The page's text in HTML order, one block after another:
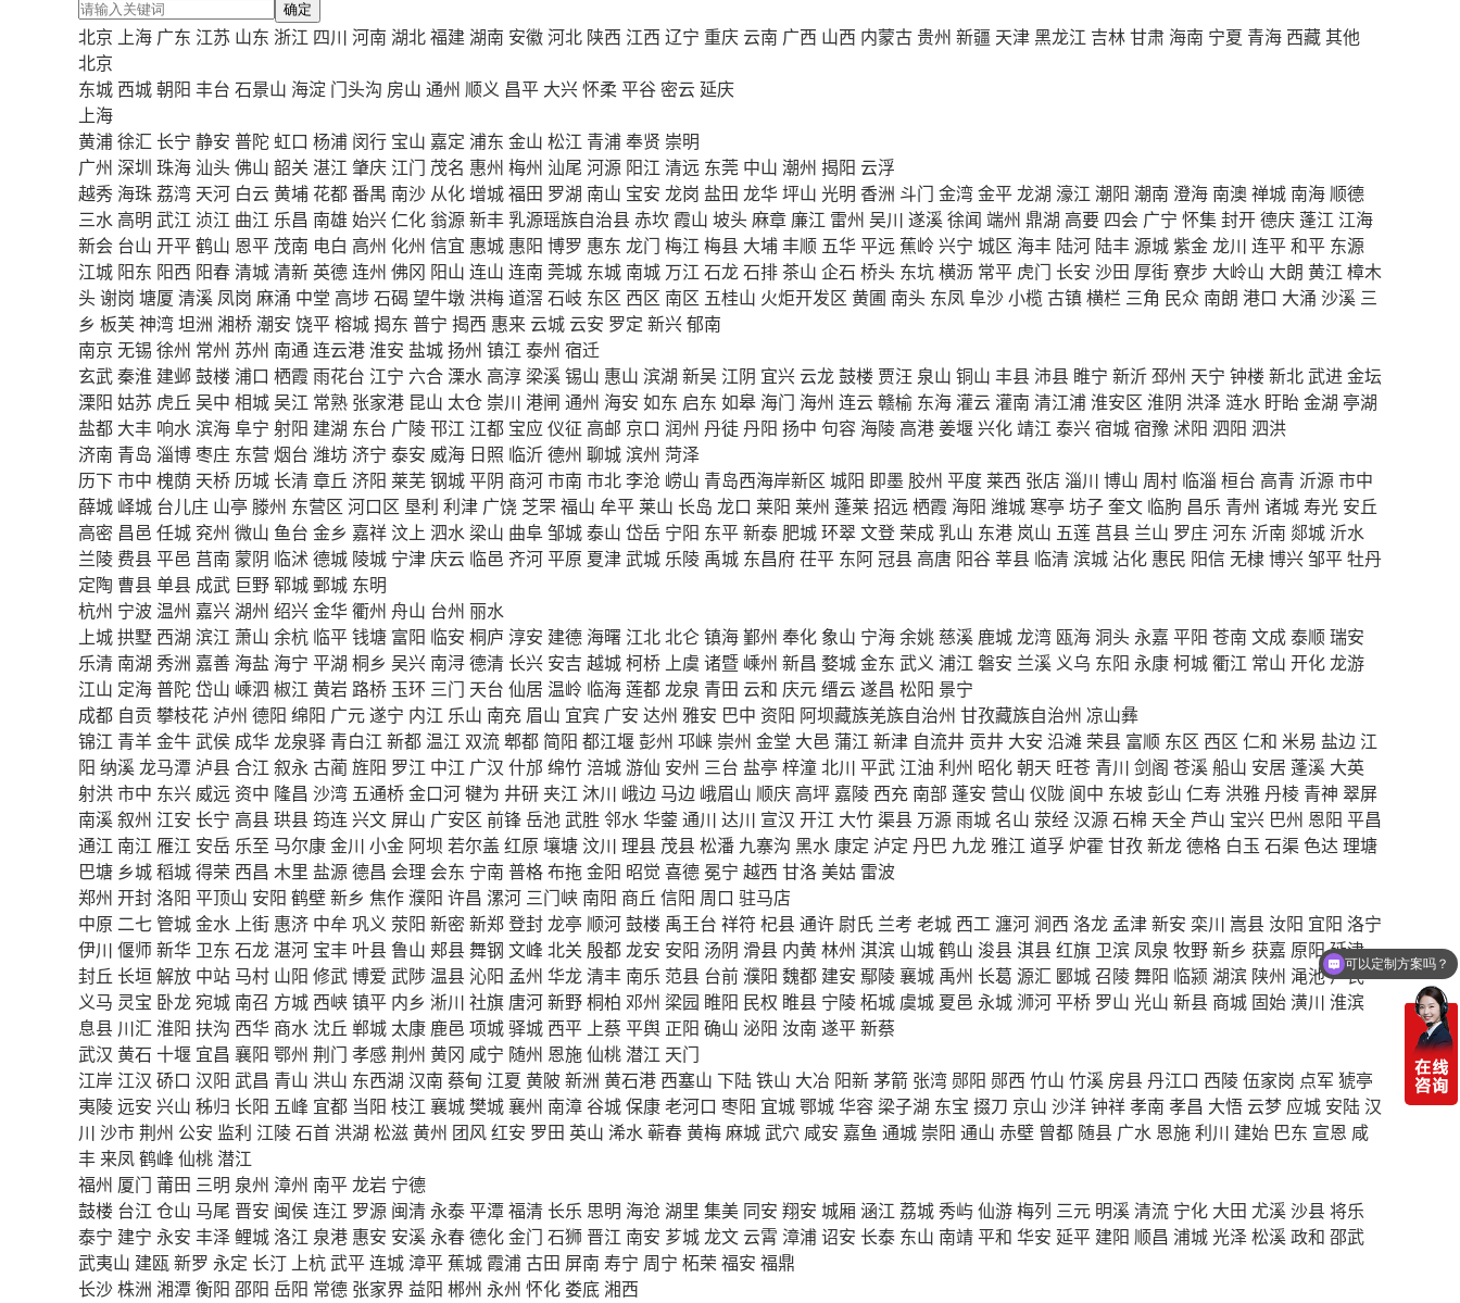
确定
北京 上海 广东 江苏 山东 浙江 四川 河南 湖北福建湖南 安徽河北 陕西 江西 辽宁 重庆 云南 广西 山西 内蒙古 贵州 新疆 天津黑龙江 吉林甘肃 海南 宁夏 青海 西藏其他
北京
东城 西城朝阳 丰台 石景山 海淀 门头沟 房山 通州 顺义 昌平 大兴怀柔平谷 密云延庆
上海
黄浦徐汇 长宁 静安 普陀 虹口 杨浦 闵行 宝山 嘉定 浦东 金山 松江 青浦奉贤 崇明
广州 深圳 珠海 汕头佛山 韶关 湛江 肇庆 江门 茂名 惠州 梅州 汕尾 河源 阳江 清远 东莞 中山 潮州 揭阳 云浮
越秀 海珠 荔湾 天河 白云黄埔 花都番禺 南沙 从化增城福田 罗湖 南山 宝安 龙岗 盐田 龙华坪山 光明 香洲 斗门 金湾金平龙湖 濠江 潮阳 潮南 澄海 南澳禅城 南海 顺德
三水 高明 武江 浈江 曲江 乐昌 南雄 始兴仁化 翁源新丰乳源瑶族自治县赤坎 霞山 坡头麻章 廉江 雷州 吴川 遂溪徐闻 端州 鼎湖 高要 四会 广宁 怀集封开德庆 蓬江 江海
新会 台山 开平鹤山 恩平 茂南 电白 高州 化州 信宜 惠城 惠阳 博罗 惠东 龙门 梅江 梅县 大埔丰顺 五华平远 蕉岭 兴宁 城区 海丰 陆河 陆丰源城紫金龙川 连平和平 东源
江城 阳东 阳西 阳春清城清新 英德连州 佛冈 阳山 连山 连南 莞城 东城 南城 万江 石龙石排茶山 企石 桥头 东坑横沥 常平 虎门 长安 沙田 厚街寮步 大岭山 大朗 黄江 樟木
头谢岗 塘厦 清溪 凤岗 麻涌 中堂 高埗石碣 望牛墩 洪梅道滘 石岐 东区 西区 南区 五桂山 火炬开发区 黄圃 南头 东凤阜沙小榄 古镇横栏 三角 民众 南朗 港口 大涌 沙溪 三
乡 板芙 神湾坦洲 湘桥潮安 饶平榕城揭东 普宁 揭西 惠来 云城 云安 罗定 新兴郁南
南京 无锡 徐州 常州 苏州 南通连云港淮安 盐城扬州 镇江 泰州 宿迁
玄武秦淮 建邺鼓楼 浦口 栖霞 雨花台 江宁 六合 溧水 高淳 梁溪锡山 惠山 滨湖 新吴 江阴 宜兴 云龙鼓楼 贾汪 泉山 铜山 丰县 沛县 睢宁 新沂邳州 天宁 钟楼 新北武进金坛
溧阳 姑苏 虎丘 吴中 相城吴江 常熟 张家港 昆山 太仓 崇川 港闸 通州 海安 如东 启东 如皋 海门 海州 连云赣榆 东海灌云灌南 清江浦淮安区 淮阴 洪泽 涟水 盱眙金湖 亭湖
盐都 大丰 响水滨海阜宁 射阳 建湖 东台 广陵邗江 江都 宝应 仪征 高邮 京口 润州 丹徒丹阳 扬中 句容 海陵 高港姜堰兴化靖江 泰兴宿城宿豫 沭阳 泗阳 泗洪
济南 青岛 淄博枣庄 东营 烟台 潍坊济宁 泰安 威海 日照 临沂德州 聊城滨州 菏泽
历下市中 槐荫 天桥 历城 长清章丘 济阳 莱芜钢城平阴 商河市南 市北李沧 崂山 青岛西海岸新区 城阳 即墨 胶州 平度 莱西 张店 淄川 博山 周村 临淄 桓台 高青 沂源市中
薛城 峄城 台儿庄 山亭 滕州 东营区 河口区 垦利 利津 广饶 芝罘福山 牟平 莱山 长岛 龙口 莱阳 莱州 蓬莱招远 栖霞 海阳 潍城 寒亭 坊子奎文 临朐 昌乐 青州 诸城寿光 安丘
高密 昌邑 任城 兖州 微山 鱼台 金乡 嘉祥 汶上 泗水 梁山 曲阜邹城泰山 岱岳 宁阳 东平新泰 肥城环翠文登 荣成乳山 东港 岚山 五莲 莒县 兰山 罗庄河东 沂南 郯城 沂水
兰陵 费县平邑 莒南 蒙阴 临沭德城 陵城 宁津 庆云 临邑 齐河平原 夏津武城 乐陵 禹城 东昌府茌平 东阿冠县 高唐 阳谷莘县 临清滨城 沾化 惠民 阳信无棣博兴邹平牡丹
定陶 曹县单县 成武 巨野 郓城 鄄城 东明
杭州 宁波 温州 嘉兴湖州 绍兴金华衢州 舟山 台州 丽水
上城拱墅 西湖 滨江 萧山 余杭 临平钱塘 富阳 临安 桐庐 淳安 建德 海曙 江北北仑镇海鄞州 奉化 象山 宁海余姚 慈溪 鹿城龙湾 瓯海洞头 永嘉 平阳 苍南 文成泰顺瑞安
乐清 南湖 秀洲 嘉善 海盐 海宁 平湖 桐乡 吴兴 南浔德清 长兴 安吉 越城柯桥 上虞 诸暨 嵊州 新昌 婺城金东 武义 浦江 磐安 兰溪 义乌 东阳 永康柯城衢江 常山 开化龙游
江山 定海普陀 岱山 嵊泗 椒江 黄岩 路桥 玉环 三门 天台 仙居 温岭 临海莲都龙泉 青田 云和 庆元缙云遂昌 松阳 景宁
成都 自贡 攀枝花 泸州 德阳 绵阳 广元遂宁 内江 乐山 南充 眉山 宜宾 广安 达州 雅安 巴中 资阳 阿坝藏族羌族自治州 甘孜藏族自治州 凉山彝
锦江 青羊金牛武侯 成华龙泉驿 青白江 新都 温江 双流郫都 简阳 都江堰彭州 邛崃 崇州 金堂 大邑 蒲江 新津 自流井 贡井 大安 沿滩 荣县 富顺 东区 西区 仁和 米易 盐边 江
阳 纳溪龙马潭 泸县合江 叙永古蔺旌阳 罗江 中江 广汉 什邡 绵竹 涪城游仙 安州 三台 盐亭 梓潼北川 平武 江油 利州 昭化朝天 旺苍 青川 剑阁 苍溪船山 安居 蓬溪 大英
射洪市中 东兴 威远 资中 隆昌 沙湾 五通桥金口河犍为 井研 夹江 沐川 峨边 马边 峨眉山 顺庆 高坪 嘉陵 西充 南部 蓬安 营山 仪陇 阆中 东坡彭山 仁寿 洪雅丹棱 青神 翠屏
南溪叙州 江安 长宁 高县珙县筠连兴文 屏山 广安区 前锋岳池武胜 邻水华蓥 通川 达川 宣汉 开江 大竹 渠县 万源雨城 名山 荥经汉源石棉 天全 芦山 宝兴 巴州 恩阳 平昌
通江 南江 雁江 安岳 乐至 马尔康金川 小金 阿坝 若尔盖 红原 壤塘 汶川 理县 茂县松潘 九寨沟 黑水 康定 泸定 丹巴 九龙雅江 道孚炉霍 甘孜新龙德格 白玉 石渠色达 理塘
巴塘 乡城稻城得荣 西昌 木里 盐源德昌 会理 会东 宁南 普格布拖金阳 昭觉 喜德 冕宁 越西 甘洛 美姑 雷波
郑州 开封洛阳 平顶山 安阳 鹤壁新乡 焦作濮阳 许昌 漯河 三门峡 南阳 商丘 信阳 周口 驻马店
中原 二七 管城金水 上街 惠济 中牟巩义 荥阳 新密 新郑登封龙亭 顺河鼓楼 禹王台 祥符 杞县通许 尉氏 兰考 老城 西工瀍河涧西 洛龙 孟津新安 栾川 嵩县 汝阳 宜阳 洛宁
伊川 偃师新华 卫东 石龙湛河 宝丰 叶县鲁山 郏县舞钢 文峰 北关 殷都龙安 安阳 汤阴 滑县 内黄林州 淇滨 山城鹤山 浚县淇县红旗 卫滨 凤泉 牧野新乡 获嘉 原阳延津
封丘 长垣解放 中站 马村 山阳 修武博爱 武陟 温县沁阳 孟州 华龙清丰 南乐 范县 台前濮阳 魏都 建安 鄢陵襄城 禹州 长葛 源汇 郾城召陵舞阳 临颍 湖滨 陕州 渑池卢氏
义马 灵宝 卧龙宛城 南召 方城 西峡镇平 内乡 淅川 社旗 唐河新野桐柏 邓州 梁园 睢阳 民权 睢县 宁陵柘城 虞城 夏邑 永城浉河平桥 罗山 光山 新县 商城 固始潢川 淮滨
息县 川汇 淮阳 扶沟 西华 商水 沈丘 郸城 太康 鹿邑 项城驿城 西平 上蔡 平舆 正阳 确山 泌阳 汝南 遂平新蔡
武汉 黄石 十堰 宜昌 襄阳 鄂州 荆门 孝感荆州 黄冈 咸宁 随州 恩施仙桃潜江 天门
江岸 江汉 硚口 汉阳 武昌 青山 洪山 东西湖 汉南 蔡甸 江夏 黄陂 新洲 黄石港 西塞山 下陆铁山 大冶 阳新茅箭 张湾 郧阳 郧西 竹山 竹溪 房县丹江口 西陵伍家岗 点军 猇亭
夷陵远安 兴山 秭归 长阳 五峰 宜都 当阳 枝江 襄城樊城襄州 南漳谷城保康老河口 枣阳 宜城鄂城华容 梁子湖 东宝 掇刀 京山 沙洋钟祥孝南 孝昌 大悟 云梦 应城 安陆汉
川 沙市荆州 公安 监利 江陵石首 洪湖 松滋黄州 团风红安 罗田 英山 浠水蕲春黄梅麻城武穴 咸安 嘉鱼 通城 崇阳 通山 赤壁 曾都 随县 广水 恩施利川 建始 巴东 宣恩 咸
丰 来凤鹤峰 仙桃潜江
福州 厦门 莆田 三明 泉州 漳州 南平龙岩 宁德
鼓楼 台江 仓山 马尾 晋安 闽侯连江 罗源 闽清 永泰平潭福清 长乐 思明 海沧 湖里 集美 同安 翔安 城厢 涵江 荔城秀屿仙游梅列 三元 明溪清流 宁化 大田 尤溪沙县将乐
泰宁 建宁 永安 丰泽鲤城洛江 泉港 惠安 安溪 永春德化金门 石狮 晋江 南安 芗城龙文 云霄 漳浦诏安 长泰 东山 南靖平和 华安 延平 建阳 顺昌 浦城光泽松溪政和 邵武
武夷山 建瓯新罗 永定 长汀 上杭武平连城 漳平 蕉城 霞浦古田 屏南 寿宁 周宁 柘荣 福安 福鼎
长沙株洲 湘潭衡阳 邵阳 岳阳 常德 张家界 益阳 郴州 永州 怀化 娄底湘西
你们电话多少
可以定制方案吗？